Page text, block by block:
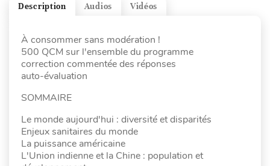
Vidéos
Audios
Description
À consommer sans modération !
500 QCM sur l'ensemble du programme
correction commentée des réponses
auto-évaluation
SOMMAIRE
Le monde aujourd'hui : diversité et disparités
Enjeux sanitaires du monde
La puissance américaine
L'Union indienne et la Chine : population et